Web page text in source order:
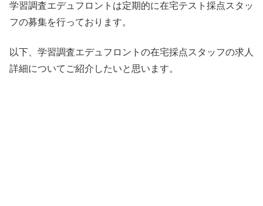
学習調査エデュフロントは定期的に在宅テスト採点スタッ
フの募集を行っております。
以下、学習調査エデュフロントの在宅採点スタッフの求人
詳細についてご紹介したいと思います。